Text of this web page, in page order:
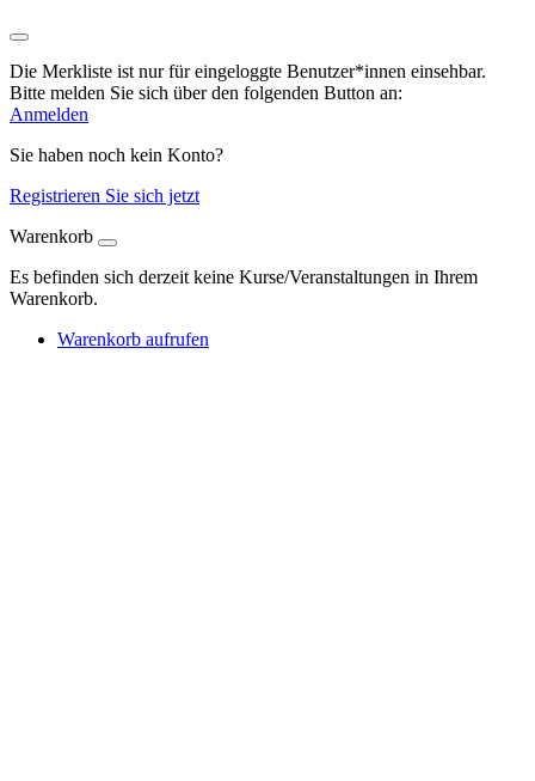
Die Merkliste ist nur für eingeloggte Benutzer*innen einsehbar.
Bitte melden Sie sich über den folgenden Button an:
Anmelden
Sie haben noch kein Konto?
Registrieren Sie sich jetzt
Warenkorb
Es befinden sich derzeit keine Kurse/Veranstaltungen in Ihrem
Warenkorb.
Warenkorb aufrufen